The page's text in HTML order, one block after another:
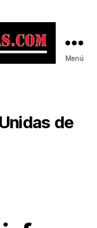
Menú
de